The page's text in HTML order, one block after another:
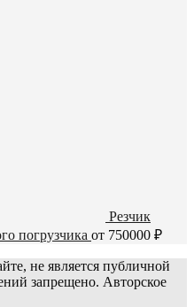
Резчик
погрузчика от 750000 ₽
не является публичной
запрещено. Авторское